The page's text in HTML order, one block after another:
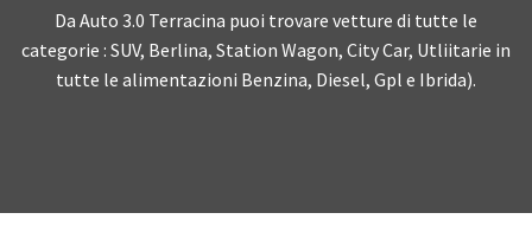
Da Auto 3.0 Terracina puoi trovare vetture di tutte le
categorie : SUV, Berlina, Station Wagon, City Car, Utliitarie in
tutte le alimentazioni Benzina, Diesel, Gpl e Ibrida).